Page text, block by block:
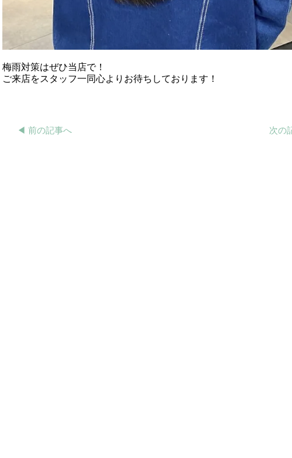
梅雨対策はぜひ当店で！
ご来店をスタッフ一同心よりお待ちしております！
◀︎ 前の記事へ 次の